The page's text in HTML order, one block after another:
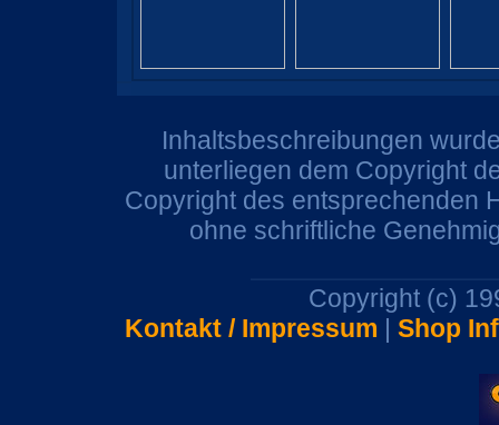
Inhaltsbeschreibungen
unterliegen dem Copyright
Copyright des entsprechenden
ohne schriftliche
Copyright (c)
Kontakt / Impressum | Shop